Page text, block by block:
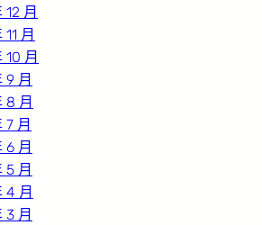
月
月
月
9 月
8 月
月
6 月
5 月
4 月
3 月